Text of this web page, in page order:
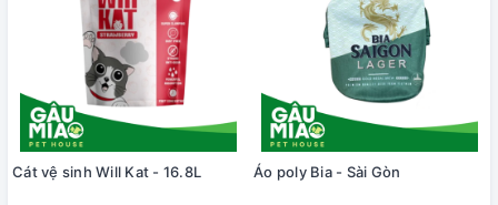
Cát vệ sinh Will Kat - 16.8L Áo poly Bia - Sài Gòn